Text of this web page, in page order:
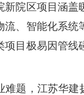
新院区项目涵
流、智能化系
项目极易因管
难题，江苏华建